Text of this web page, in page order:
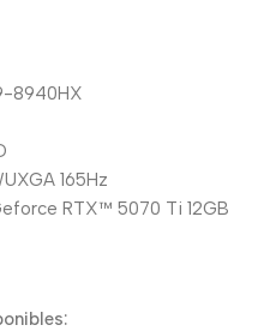
8940HX
165Hz
RTX™ 5070 Ti 12GB